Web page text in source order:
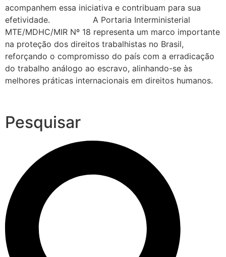
acompanhem essa iniciativa e contribuam para sua
efetividade. A Portaria Interministerial
MTE/MDHC/MIR Nº 18 representa um marco importante
na proteção dos direitos trabalhistas no Brasil,
reforçando o compromisso do país com a erradicação
do trabalho análogo ao escravo, alinhando-se às
melhores práticas internacionais em direitos humanos.
Pesquisar